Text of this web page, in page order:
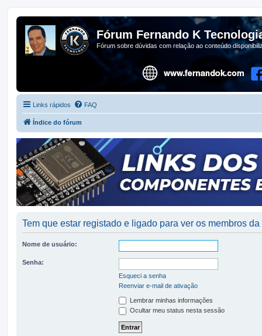
Fórum Fernando K
Fórum sobre dúvidas com relação ao conteúdo
Links rápidos FAQ
Índice do fórum
Tem que estar registado e ligado para ver os membros
Nome de usuário:
Senha:
Esqueci a senha
Reenviar e-mail de ativação
Lembrar minhas informações
Ocultar meu status nesta sessão